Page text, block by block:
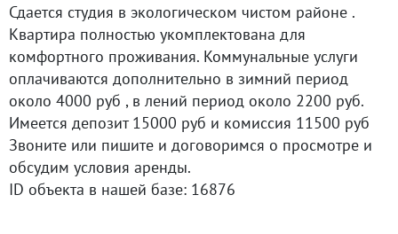
Сдается студия в экологическом чистом районе .
Квартира полностью укомплектована для
комфортного проживания. Коммунальные услуги
оплачиваются дополнительно в зимний период
около 4000 руб , в лений период около 2200 руб.
Имеется депозит 15000 руб и комиссия 11500 руб
Звоните или пишите и договоримся о просмотре и
обсудим условия аренды.
ID объекта в нашей базе: 16876